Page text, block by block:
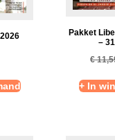
Pakket
–
€
+ In